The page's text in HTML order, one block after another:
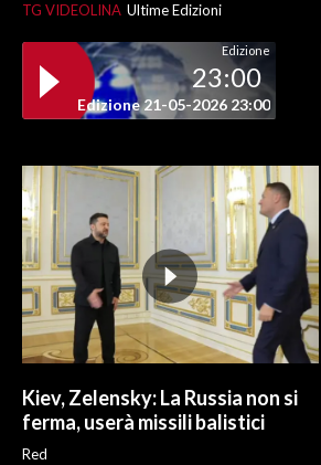
3 MINUTI CON
INSULARITÀ
ABBONATI
ANNUNCI
NECROLOGI
PUBBLICITÀ
SPIAGGE
STORE
TG VIDEOLINA Ultime Edizioni
Edizione
23:00
Edizione 21-05-2026 23:00
Kiev, Zelensky: La Russia non si
ferma, userà missili balistici
Red